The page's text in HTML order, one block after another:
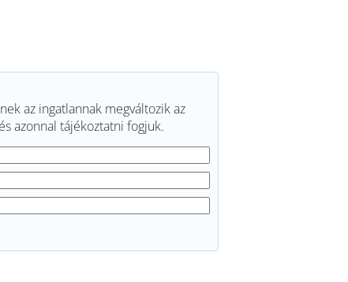
az ingatlannak megváltozik az
azonnal tájékoztatni fogjuk.